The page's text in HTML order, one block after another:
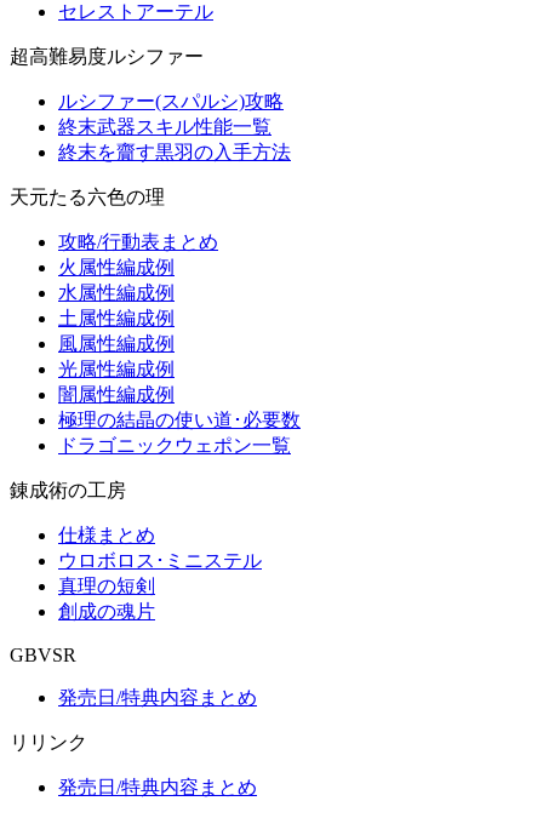
セレストアーテル
超高難易度ルシファー
ルシファー(スパルシ)攻略
終末武器スキル性能一覧
終末を齎す黒羽の入手方法
天元たる六色の理
攻略/行動表まとめ
火属性編成例
水属性編成例
土属性編成例
風属性編成例
光属性編成例
闇属性編成例
極理の結晶の使い道･必要数
ドラゴニックウェポン一覧
錬成術の工房
仕様まとめ
ウロボロス･ミニステル
真理の短剣
創成の魂片
GBVSR
発売日/特典内容まとめ
リリンク
発売日/特典内容まとめ